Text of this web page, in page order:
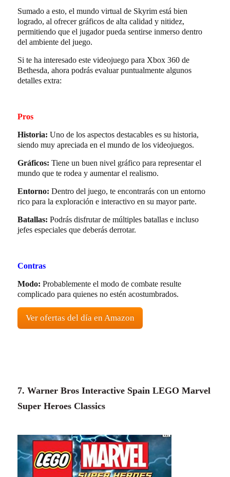
Sumado a esto, el mundo virtual de Skyrim está bien
logrado, al ofrecer gráficos de alta calidad y nitidez,
permitiendo que el jugador pueda sentirse inmerso dentro
del ambiente del juego.
Si te ha interesado este videojuego para Xbox 360 de
Bethesda, ahora podrás evaluar puntualmente algunos
detalles extra:
Pros
Historia: Uno de los aspectos destacables es su historia,
siendo muy apreciada en el mundo de los videojuegos.
Gráficos: Tiene un buen nivel gráfico para representar el
mundo que te rodea y aumentar el realismo.
Entorno: Dentro del juego, te encontrarás con un entorno
rico para la exploración e interactivo en su mayor parte.
Batallas: Podrás disfrutar de múltiples batallas e incluso
jefes especiales que deberás derrotar.
Contras
Modo: Probablemente el modo de combate resulte
complicado para quienes no estén acostumbrados.
Ver ofertas del día en Amazon
7. Warner Bros Interactive Spain LEGO Marvel
Super Heroes Classics